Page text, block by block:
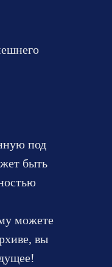
под
быть
можете
вы